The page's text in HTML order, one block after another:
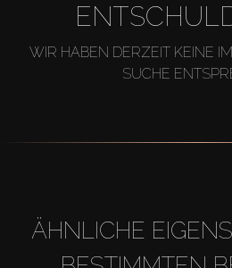
WIR HABEN DERZEIT KEINE
SUCHE
ÄHNLICHE